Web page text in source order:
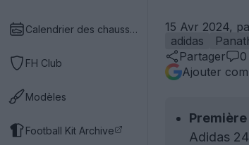
Calendrier des chaussures
FH Club
Modèles
Football Kit Archive
15 Avr 2024,
adidas
Partager
0
Ajouter
Adidas